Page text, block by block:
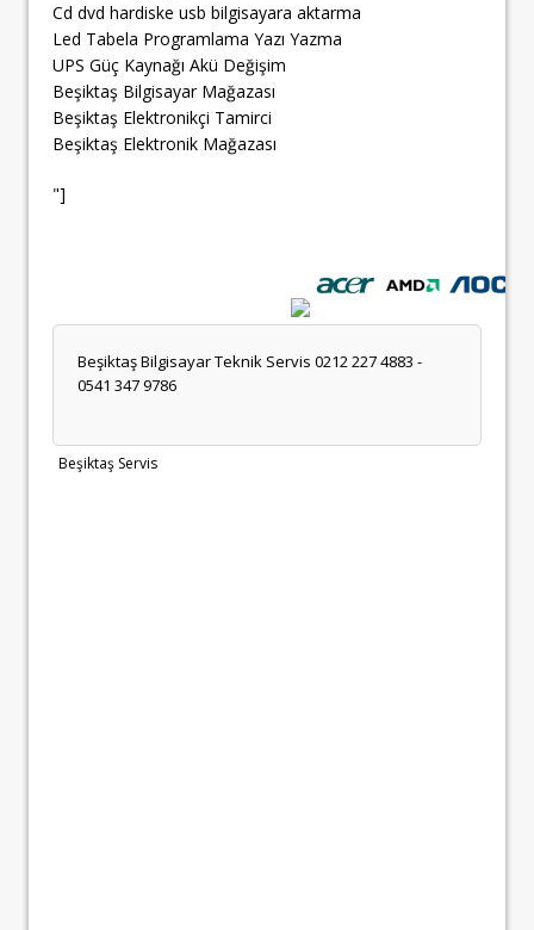
Cd dvd hardiske usb bilgisayara aktarma
Led Tabela Programlama Yazı Yazma
UPS Güç Kaynağı Akü Değişim
Beşiktaş Bilgisayar Mağazası
Beşiktaş Elektronikçi Tamirci
Beşiktaş Elektronik Mağazası
"]
Beşiktaş Bilgisayar Teknik Servis 0212 227 4883 -
0541 347 9786
Beşiktaş Servis